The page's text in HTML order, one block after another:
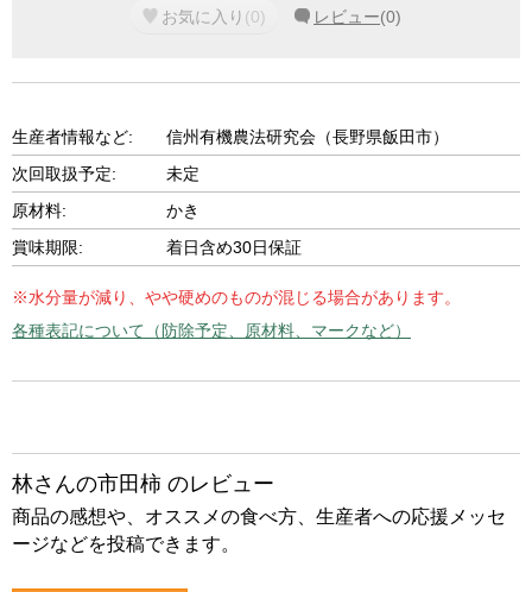
お気に入り (0) レビュー(0)
生産者情報など:
信州有機農法研究会（長野県飯田市）
次回取扱予定:
未定
原材料:
かき
賞味期限:
着日含め30日保証
※水分量が減り、やや硬めのものが混じる場合があります。
各種表記について（防除予定、原材料、マークなど）
林さんの市田柿 のレビュー
商品の感想や、オススメの食べ方、生産者への応援メッセ
ージなどを投稿できます。